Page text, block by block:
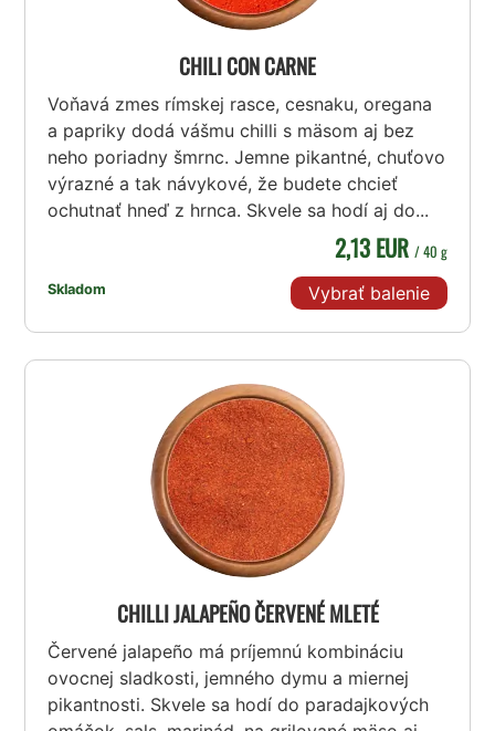
CHILI CON CARNE
Voňavá zmes rímskej rasce, cesnaku, oregana
a papriky dodá vášmu chilli s mäsom aj bez
neho poriadny šmrnc. Jemne pikantné, chuťovo
výrazné a tak návykové, že budete chcieť
ochutnať hneď z hrnca. Skvele sa hodí aj do...
Skladom
2,13 EUR / 40 g
Vybrať balenie
CHILLI JALAPEÑO ČERVENÉ MLETÉ
Červené jalapeño má príjemnú kombináciu
ovocnej sladkosti, jemného dymu a miernej
pikantnosti. Skvele sa hodí do paradajkových